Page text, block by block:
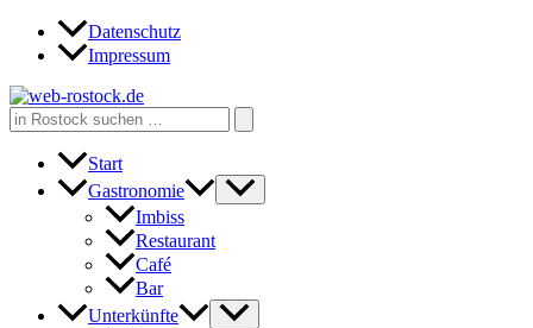
Zum
Inhalt
Datenschutz
Impressum
Search
for:
Start
Gastronomie
Imbiss
Restaurant
Café
Bar
Unterkünfte